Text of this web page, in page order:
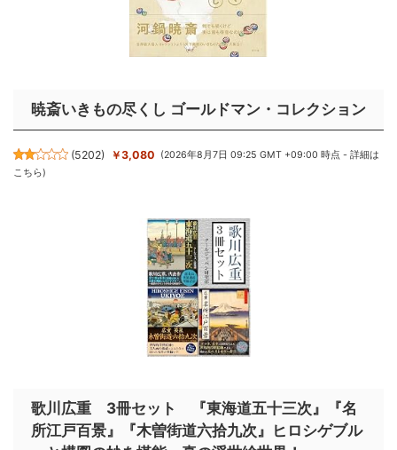
暁斎いきもの尽くし ゴールドマン・コレクション
(5202) ￥3,080 (2026年8月7日 09:25 GMT +09:00 時点 -詳細は
こちら)
歌川広重 3冊セット 『東海道五十三次』『名
所江戸百景』『木曽街道六拾九次』ヒロシゲブル